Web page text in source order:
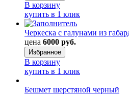
В корзину
купить в 1 клик
Черкеска с галунами из
цена 6000 руб.
Избранное
В корзину
купить в 1 клик
Бешмет шерстяной черный